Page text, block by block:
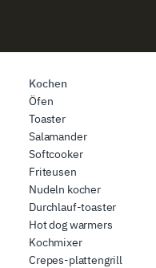
Kochen
Öfen
Toaster
Salamander
Softcooker
Friteusen
Nudeln kocher
Durchlauf-toaster
Hot dog warmers
Kochmixer
Crepes-plattengrill